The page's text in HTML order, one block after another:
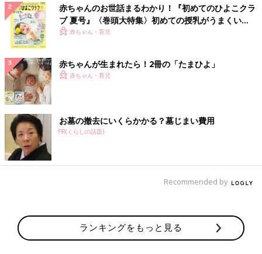
赤ちゃんのお世話まるわかり！『初めてのひよこクラ
ブ 夏号』〈巻頭大特集〉初めての授乳がうまくい
く！ おっぱい・ミルクの基本と夏のトラブル 解決テ
赤ちゃん・育児
赤ちゃんが生まれたら！2冊の「たまひよ」
赤ちゃん・育児
お墓の撤去にいくらかかる？墓じまい費用
PR(くらしの話題)
Recommended by
ランキングをもっと見る